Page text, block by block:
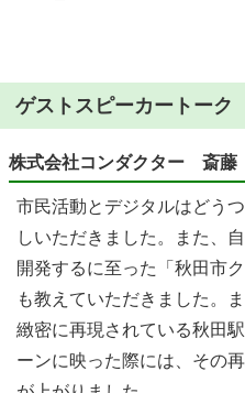
ゲストスピーカートーク
株式会社コンダクター 斎
市民活動とデジタルはどう
しいただきました。また、
開発するに至った「秋田市
も教えていただきました。
緻密に再現されている秋田
ーンに映った際には、その